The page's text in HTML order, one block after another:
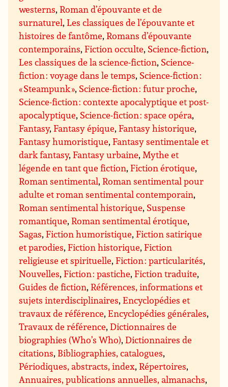
westerns,Roman d’épouvante et de
surnaturel,Les classiques de l’épouvante et
histoires de fantôme,Romans d’épouvante
contemporains,Fiction occulte, Science-fiction,
Les classiques de la science-fiction, Science-
fiction : voyage dans le temps, Science-fiction :
« Steampunk », Science-fiction : futur proche,
Science-fiction : contexte apocalyptique et post-
apocalyptique, Science-fiction : space opéra,
Fantasy,Fantasy épique,Fantasy historique,
Fantasy humoristique,Fantasy sentimentale et
dark fantasy,Fantasy urbaine,Mythe et
légende en tant que fiction,Fiction érotique,
Roman sentimental,Roman sentimental pour
adulte et roman sentimental contemporain,
Roman sentimental historique, Suspense
romantique,Roman sentimental érotique,
Sagas,Fiction humoristique,Fiction satirique
et parodies,Fiction historique,Fiction
religieuse et spirituelle,Fiction : particularités,
Nouvelles,Fiction : pastiche,Fiction traduite,
Guides de fiction,Références, informations et
sujets interdisciplinaires,Encyclopédies et
travaux de référence,Encyclopédies générales,
Travaux de référence,Dictionnaires de
biographies (Who’s Who),Dictionnaires de
citations, Bibliographies, catalogues,
Périodiques, abstracts, index,Répertoires,
Annuaires, publications annuelles, almanachs,